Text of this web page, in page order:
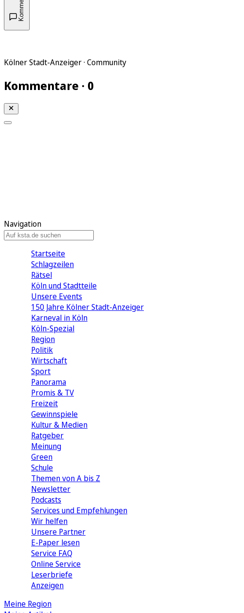
Kölner Stadt-Anzeiger · Community
Kommentare · 0
Navigation
Startseite
Schlagzeilen
Rätsel
Köln und Stadtteile
Unsere Events
150 Jahre Kölner Stadt-Anzeiger
Karneval in Köln
Köln-Spezial
Region
Politik
Wirtschaft
Sport
Panorama
Promis & TV
Freizeit
Gewinnspiele
Kultur & Medien
Ratgeber
Meinung
Green
Schule
Themen von A bis Z
Newsletter
Podcasts
Services und Empfehlungen
Wir helfen
Unsere Partner
E-Paper lesen
Service FAQ
Online Service
Leserbriefe
Anzeigen
Meine Region